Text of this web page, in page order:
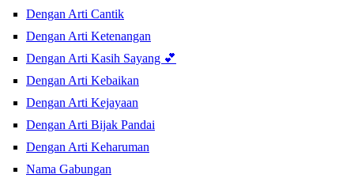
Dengan Arti Cantik
Dengan Arti Ketenangan
Dengan Arti Kasih Sayang 💕
Dengan Arti Kebaikan
Dengan Arti Kejayaan
Dengan Arti Bijak Pandai
Dengan Arti Keharuman
Nama Gabungan